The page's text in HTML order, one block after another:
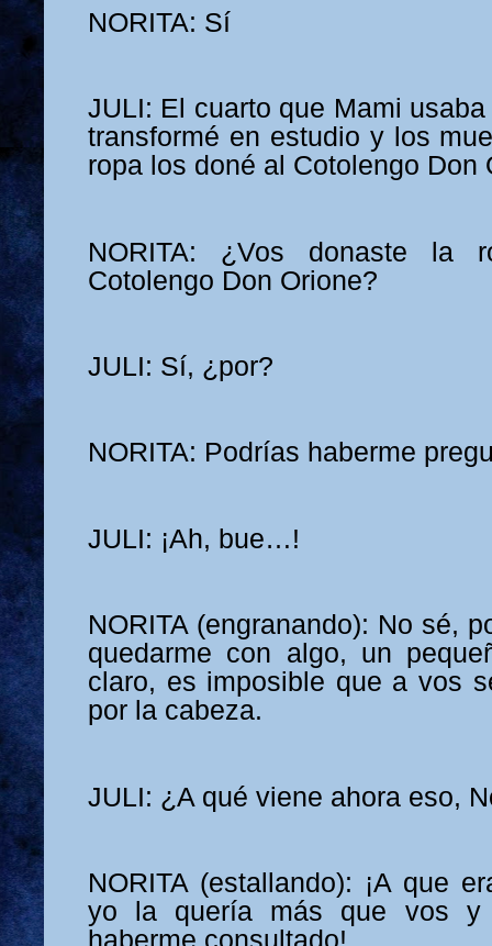
NORITA: Sí
JULI: El cuarto que Mami
transformé en estudio y los
ropa los doné al Cotolengo Don
NORITA: ¿Vos donaste la
Cotolengo Don Orione?
JULI: Sí, ¿por?
NORITA: Podrías haberme
JULI: ¡Ah, bue…!
NORITA (engranando): No sé,
quedarme con algo, un
claro, es imposible que a vos
por la cabeza.
JULI: ¿A qué viene ahora eso,
NORITA (estallando): ¡A que
yo la quería más que vos y
haberme consultado!